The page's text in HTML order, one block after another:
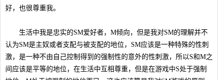
好，也很尊重我。
生活中我是忠实的SM爱好者，M倾向，但是我对SM的理解并不
认为SM是主奴或者支配与被支配的地位，SM应该是一种特殊的性刺
激，是一种不由自己控制得到的强制性的意外的性刺激，所以S和M之
间应该是平等的地位，在生活中互相尊重，但是在游戏中S处于强制